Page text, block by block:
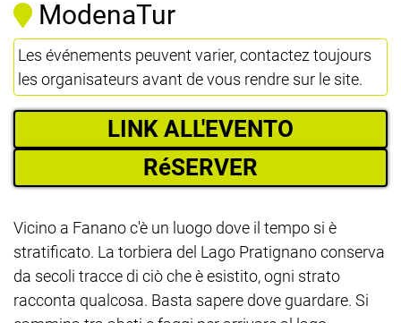
ModenaTur
Les événements peuvent varier, contactez toujours
les organisateurs avant de vous rendre sur le site.
LINK ALL'EVENTO
RéSERVER
Vicino a Fanano c'è un luogo dove il tempo si è
stratificato. La torbiera del Lago Pratignano conserva
da secoli tracce di ciò che è esistito, ogni strato
racconta qualcosa. Basta sapere dove guardare. Si